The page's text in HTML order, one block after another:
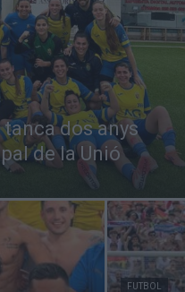
tanca dos anys
de la Unió
FUTBOL